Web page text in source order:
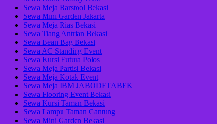
Sewa Meja Barstool Bekasi
Sewa Mini Garden Jakarta
Sewa Meja Rias Bekasi
Sewa Tiang Antrian Bekasi
Sewa Bean Bag Bekasi
Sewa AC Standing Event
Sewa Kursi Futura Polos
Sewa Meja Partisi Bekasi
Sewa Meja Kotak Event
Sewa Meja IBM JABODETABEK
Sewa Flooring Event Bekasi
Sewa Kursi Taman Bekasi
Sewa Lampu Taman Gantung
Sewa Mini Garden Bekasi